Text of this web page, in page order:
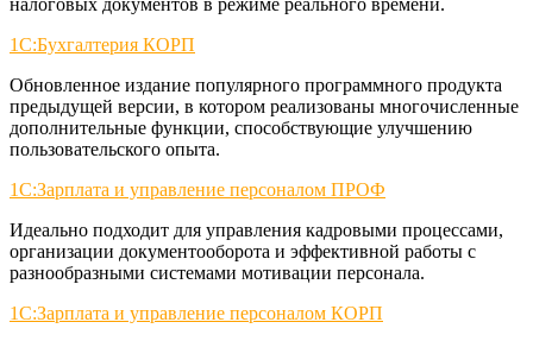
1C:Бухгалтерия КОРП
Обновленное издание популярного программного продукта
предыдущей версии, в котором реализованы многочисленные
дополнительные функции, способствующие улучшению
пользовательского опыта.
1C:Зарплата и управление персоналом ПРОФ
Идеально подходит для управления кадровыми процессами,
организации документооборота и эффективной работы с
разнообразными системами мотивации персонала.
1C:Зарплата и управление персоналом КОРП